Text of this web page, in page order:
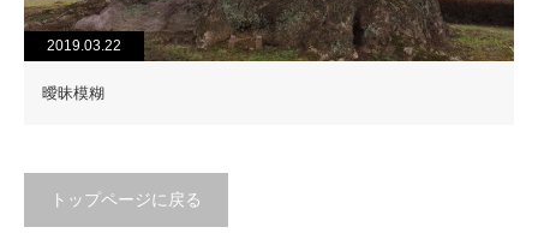
2019.03.22
曖昧模糊
トップページに戻る